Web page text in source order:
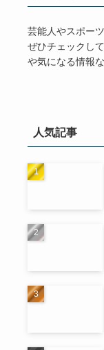
芸能人やスポー
ぜひチェックし
や気になる情報
人気記事